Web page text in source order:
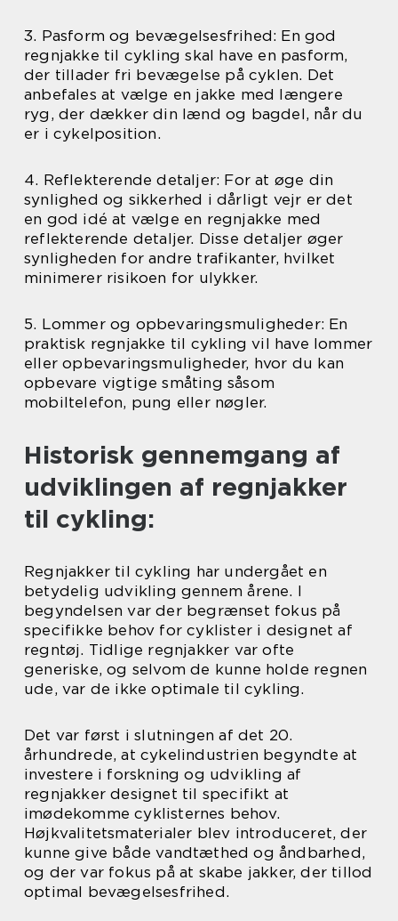
3. Pasform og bevægelsesfrihed: En god
regnjakke til cykling skal have en pasform,
der tillader fri bevægelse på cyklen. Det
anbefales at vælge en jakke med længere
ryg, der dækker din lænd og bagdel, når du
er i cykelposition.
4. Reflekterende detaljer: For at øge din
synlighed og sikkerhed i dårligt vejr er det
en god idé at vælge en regnjakke med
reflekterende detaljer. Disse detaljer øger
synligheden for andre trafikanter, hvilket
minimerer risikoen for ulykker.
5. Lommer og opbevaringsmuligheder: En
praktisk regnjakke til cykling vil have lommer
eller opbevaringsmuligheder, hvor du kan
opbevare vigtige småting såsom
mobiltelefon, pung eller nøgler.
Historisk gennemgang af
udviklingen af regnjakker
til cykling:
Regnjakker til cykling har undergået en
betydelig udvikling gennem årene. I
begyndelsen var der begrænset fokus på
specifikke behov for cyklister i designet af
regntøj. Tidlige regnjakker var ofte
generiske, og selvom de kunne holde regnen
ude, var de ikke optimale til cykling.
Det var først i slutningen af det 20.
århundrede, at cykelindustrien begyndte at
investere i forskning og udvikling af
regnjakker designet til specifikt at
imødekomme cyklisternes behov.
Højkvalitetsmaterialer blev introduceret, der
kunne give både vandtæthed og åndbarhed,
og der var fokus på at skabe jakker, der tillod
optimal bevægelsesfrihed.